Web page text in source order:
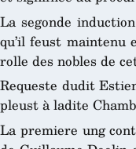
La segonde
qu’il feust maintenu
rolle des nobles de
Requeste dudit
pleust à ladite
La premiere ung